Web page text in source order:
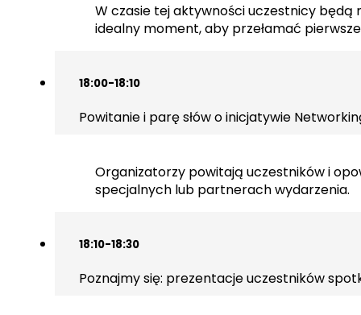
W czasie tej aktywności uczestnicy będą
idealny moment, aby przełamać
18:00-18:10
Powitanie i parę słów o inicjatywie
Organizatorzy powitają uczestników i
specjalnych lub partnerach wydarzenia.
18:10-18:30
Poznajmy się: prezentacje uczestników